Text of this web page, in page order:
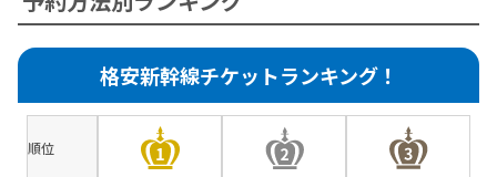
格安新幹線チケットランキング！
順位